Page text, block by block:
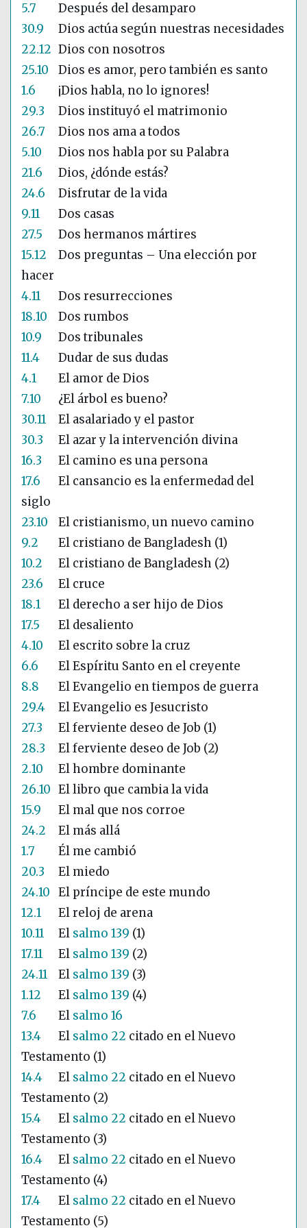
5.7
Después del desamparo
30.9
Dios actúa según nuestras necesidades
22.12 Dios con nosotros
25.10
Dios es amor, pero también es santo
1.6
¡Dios habla, no lo ignores!
29.3
Dios instituyó el matrimonio
26.7
Dios nos ama a todos
5.10
Dios nos habla por su Palabra
21.6
Dios, ¿dónde estás?
24.6
Disfrutar de la vida
9.11
Dos casas
27.5
Dos hermanos mártires
15.12
Dos preguntas – Una elección por
hacer
4.11
Dos resurrecciones
18.10
Dos rumbos
10.9
Dos tribunales
11.4
Dudar de sus dudas
4.1
El amor de Dios
7.10
¿El árbol es bueno?
30.11
El asalariado y el pastor
30.3
El azar y la intervención divina
16.3
El camino es una persona
17.6
El cansancio es la enfermedad del
siglo
23.10
El cristianismo, un nuevo camino
9.2
El cristiano de Bangladesh (1)
10.2
El cristiano de Bangladesh (2)
23.6
El cruce
18.1
El derecho a ser hijo de Dios
17.5
El desaliento
4.10
El escrito sobre la cruz
6.6
El Espíritu Santo en el creyente
8.8
El Evangelio en tiempos de guerra
29.4
El Evangelio es Jesucristo
27.3
El ferviente deseo de Job (1)
28.3
El ferviente deseo de Job (2)
2.10
El hombre dominante
26.10 El libro que cambia la vida
15.9
El mal que nos corroe
24.2
El más allá
1.7
Él me cambió
20.3
El miedo
24.10 El príncipe de este mundo
12.1
El reloj de arena
10.11
El salmo 139 (1)
17.11
El salmo 139 (2)
24.11
El salmo 139 (3)
1.12
El salmo 139 (4)
7.6
El salmo 16
13.4
El salmo 22 citado en el Nuevo
Testamento (1)
14.4
El salmo 22 citado en el Nuevo
Testamento (2)
15.4
El salmo 22 citado en el Nuevo
Testamento (3)
16.4
El salmo 22 citado en el Nuevo
Testamento (4)
17.4
El salmo 22 citado en el Nuevo
Testamento (5)